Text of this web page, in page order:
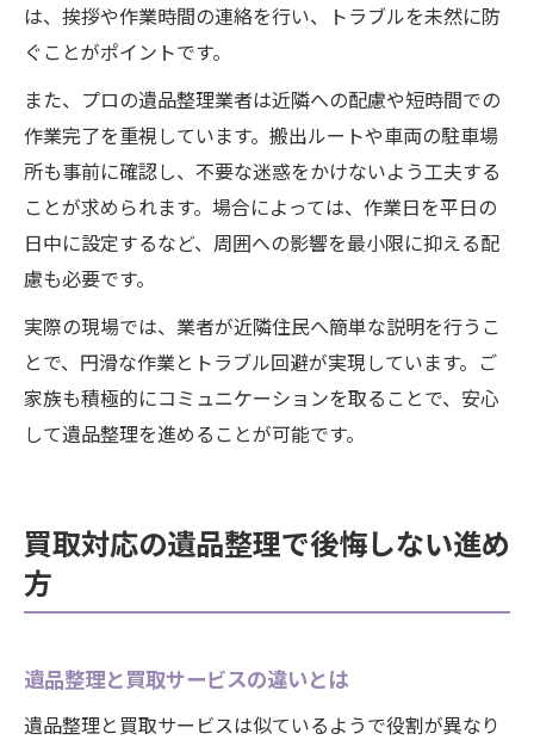
は、挨拶や作業時間の連絡を行い、トラブルを未然に防
ぐことがポイントです。
また、プロの遺品整理業者は近隣への配慮や短時間での
作業完了を重視しています。搬出ルートや車両の駐車場
所も事前に確認し、不要な迷惑をかけないよう工夫する
ことが求められます。場合によっては、作業日を平日の
日中に設定するなど、周囲への影響を最小限に抑える配
慮も必要です。
実際の現場では、業者が近隣住民へ簡単な説明を行うこ
とで、円滑な作業とトラブル回避が実現しています。ご
家族も積極的にコミュニケーションを取ることで、安心
して遺品整理を進めることが可能です。
買取対応の遺品整理で後悔しない進め
方
遺品整理と買取サービスの違いとは
遺品整理と買取サービスは似ているようで役割が異なり